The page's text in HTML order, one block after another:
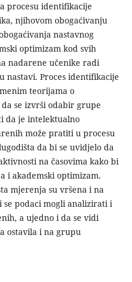
procesu identifikacije
njihovom obogaćivanju
nastavnog
optimizam kod svih
nadarene učenike radi
nastavi. Proces identifikacije
teorijama o
se izvrši odabir grupe
da je intelektualno
može pratiti u procesu
da bi se uvidjelo da
na časovima kako bi
i akademski optimizam.
mjerenja su vršena i na
podaci mogli analizirati i
a ujedno i da se vidi
ostavila i na grupu